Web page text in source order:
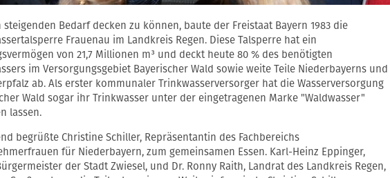
steigenden Bedarf decken zu können, baute der Freistaat Bayern 1983 die
Frauenau im Landkreis Regen. Diese Talsperre hat ein
von 21,7 Millionen m³ und deckt heute 80 % des benötigten
im Versorgungsgebiet Bayerischer Wald sowie weite Teile Niederbayerns und
ab. Als erster kommunaler Trinkwasserversorger hat die Wasserversorgung
Wald sogar ihr Trinkwasser unter der eingetragenen Marke "Waldwasser"
lassen.
begrüßte Christine Schiller, Repräsentantin des Fachbereichs
für Niederbayern, zum gemeinsamen Essen. Karl-Heinz Eppinger,
der Stadt Zwiesel, und Dr. Ronny Raith, Landrat des Landkreis Regen,